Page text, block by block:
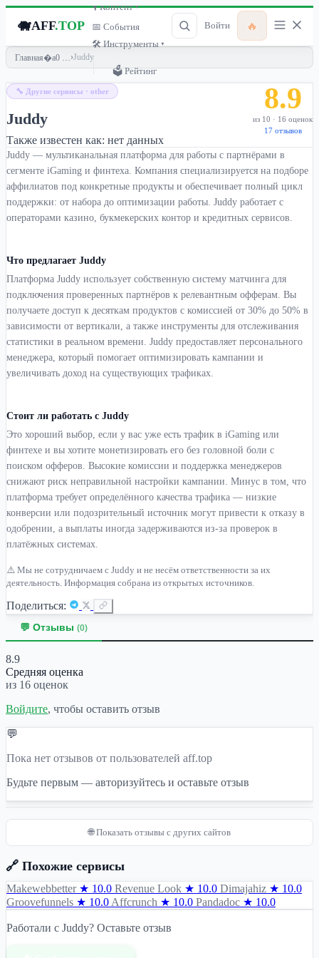
🐗AFF.TOP
🎙 Контент ▾
📅 События
🛠 Инструменты ▾
🗳 Рейтинг
Войти 🔥
Главная ›Juddy
🔧 Другие сервисы · other
Juddy
Также известен как: нет данных
8.9
из 10 · 16 оценок
17 отзывов
Juddy — мультиканальная платформа для работы с партнёрами в
сегменте iGaming и финтеха. Компания специализируется на подборе
аффилиатов под конкретные продукты и обеспечивает полный цикл
поддержки: от набора до оптимизации работы. Juddy работает с
операторами казино, букмекерских контор и кредитных сервисов.
Что предлагает Juddy
Платформа Juddy использует собственную систему матчинга для
подключения проверенных партнёров к релевантным офферам. Вы
получаете доступ к десяткам продуктов с комиссией от 30% до 50% в
зависимости от вертикали, а также инструменты для отслеживания
статистики в реальном времени. Juddy предоставляет персонального
менеджера, который помогает оптимизировать кампании и
увеличивать доход на существующих трафиках.
Стоит ли работать с Juddy
Это хороший выбор, если у вас уже есть трафик в iGaming или
финтехе и вы хотите монетизировать его без головной боли с
поиском офферов. Высокие комиссии и поддержка менеджеров
снижают риск неправильной настройки кампании. Минус в том, что
платформа требует определённого качества трафика — низкие
конверсии или подозрительный источник могут привести к отказу в
одобрении, а выплаты иногда задерживаются из-за проверок в
платёжных системах.
⚠️ Мы не сотрудничаем с Juddy и не несём ответственности за их
деятельность. Информация собрана из открытых источников.
Поделиться:
💬 Отзывы (0)
8.9
Средняя оценка
из 16 оценок
Войдите, чтобы оставить отзыв
💬
Пока нет отзывов от пользователей aff.top
Будьте первым — авторизуйтесь и оставьте отзыв
🌐 Показать отзывы с других сайтов
🔗 Похожие сервисы
Makewebbetter ★ 10.0 Revenue Look ★ 10.0 Dimajahiz ★ 10.0
Groovefunnels ★ 10.0 Affcrunch ★ 10.0 Pandadoc ★ 10.0
Работали с Juddy? Оставьте отзыв